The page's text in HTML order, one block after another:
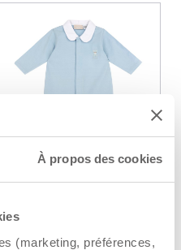
À propos des cookies
(marketing, préférences,